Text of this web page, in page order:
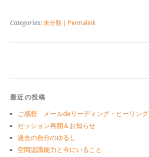
Categories: 未分類 Permalink
最近の投稿
ご感想 メールdeリーディング・ヒーリング
セッション再開＆お知らせ
過去の自分のゆるし
空間認識能力と今にいること